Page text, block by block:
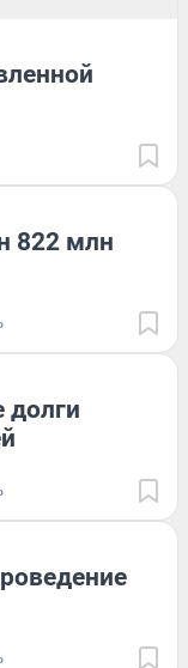
822 млн
долги